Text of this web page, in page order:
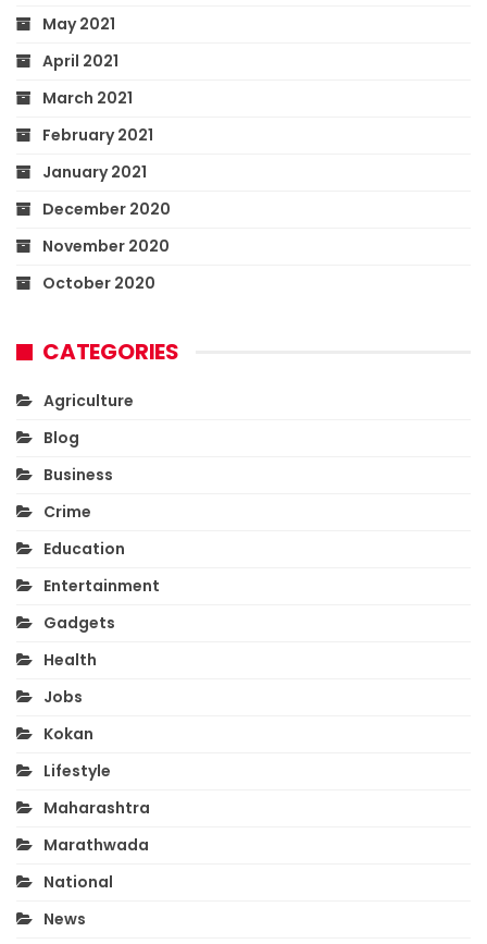
May 2021
April 2021
March 2021
February 2021
January 2021
December 2020
November 2020
October 2020
CATEGORIES
Agriculture
Blog
Business
Crime
Education
Entertainment
Gadgets
Health
Jobs
Kokan
Lifestyle
Maharashtra
Marathwada
National
News